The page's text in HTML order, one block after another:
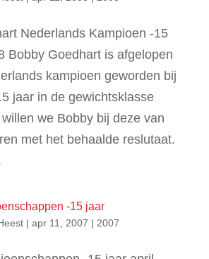
Nederlands Kampioen -15
Bobby Goedhart is afgelopen
kampioen geworden bij
jaar in de gewichtsklasse
we Bobby bij deze van
met het behaalde reslutaat.
-15 jaar
| apr 11, 2007 | 2007